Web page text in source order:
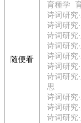
随便看
育種学
诗词研究
诗词研究
诗词研究
诗词研究
诗词研究
诗词研究
诗词研究
思
诗词研究
诗词研究
诗词研究